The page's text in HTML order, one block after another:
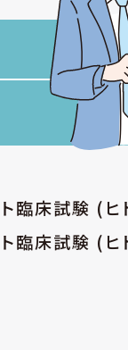
ト臨床試験 (
ト臨床試験 (ヒ